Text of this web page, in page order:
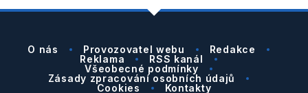
O nás Provozovatel webu
Redakce
Reklama
RSS kanál
Všeobecné podmínky
Zásady zpracování osobních údajů
Cookies
Kontakty